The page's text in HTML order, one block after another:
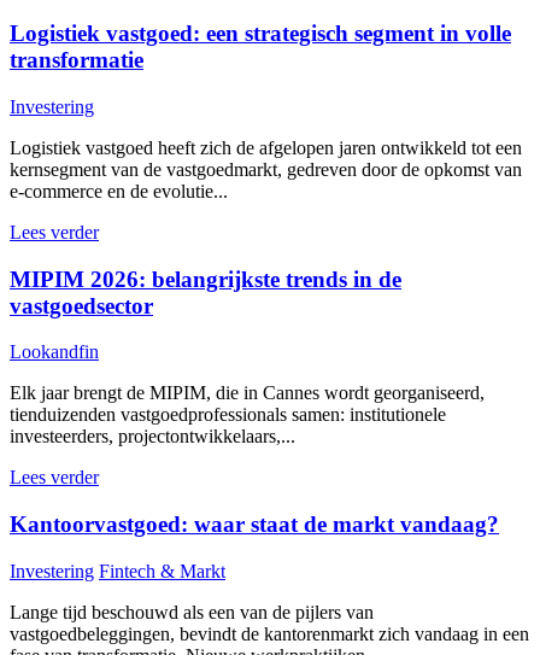
Logistiek vastgoed: een strategisch segment in volle
transformatie
Investering
Logistiek vastgoed heeft zich de afgelopen jaren ontwikkeld tot een
kernsegment van de vastgoedmarkt, gedreven door de opkomst van
e-commerce en de evolutie...
Lees verder
MIPIM 2026: belangrijkste trends in de
vastgoedsector
Lookandfin
Elk jaar brengt de MIPIM, die in Cannes wordt georganiseerd,
tienduizenden vastgoedprofessionals samen: institutionele
investeerders, projectontwikkelaars,...
Lees verder
Kantoorvastgoed: waar staat de markt vandaag?
Investering Fintech & Markt
Lange tijd beschouwd als een van de pijlers van
vastgoedbeleggingen, bevindt de kantorenmarkt zich vandaag in een